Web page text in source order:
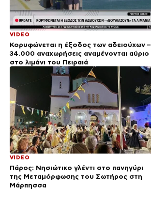
VIDEO
Κορυφώνεται η έξοδος των αδειούχων –
34.000 αναχωρήσεις αναμένονται αύριο
στο λιμάνι του Πειραιά
VIDEO
Πάρος: Νησιώτικο γλέντι στο πανηγύρι
της Μεταμόρφωσης του Σωτήρος στη
Μάρπησσα